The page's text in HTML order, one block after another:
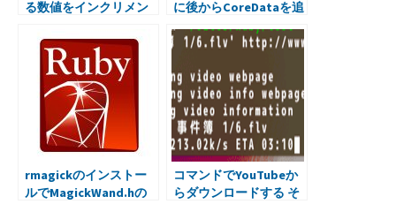
る数値をインクリメン
Rubyで。
に後からCoreDataを追
rmagickのインストー
ルでMagickWand.hの
コマンドでYouTubeか
らダウンロードする そ